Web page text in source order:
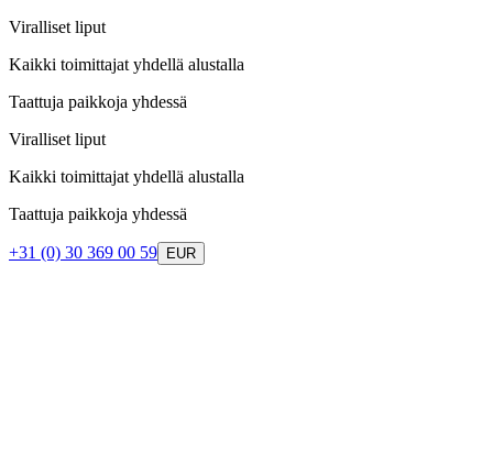
Viralliset liput
Kaikki toimittajat yhdellä alustalla
Taattuja paikkoja yhdessä
Viralliset liput
Kaikki toimittajat yhdellä alustalla
Taattuja paikkoja yhdessä
+31 (0) 30 369 00 59 EUR